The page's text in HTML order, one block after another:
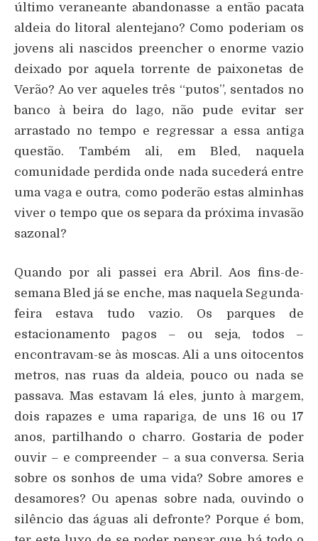
último veraneante abandonasse a então pacata
aldeia do litoral alentejano? Como poderiam os
jovens ali nascidos preencher o enorme vazio
deixado por aquela torrente de paixonetas de
Verão? Ao ver aqueles três “putos”, sentados no
banco à beira do lago, não pude evitar ser
arrastado no tempo e regressar a essa antiga
questão. Também ali, em Bled, naquela
comunidade perdida onde nada sucederá entre
uma vaga e outra, como poderão estas alminhas
viver o tempo que os separa da próxima invasão
sazonal?
Quando por ali passei era Abril. Aos fins-de-
semana Bled já se enche, mas naquela Segunda-
feira estava tudo vazio. Os parques de
estacionamento pagos – ou seja, todos –
encontravam-se às moscas. Ali a uns oitocentos
metros, nas ruas da aldeia, pouco ou nada se
passava. Mas estavam lá eles, junto à margem,
dois rapazes e uma rapariga, de uns 16 ou 17
anos, partilhando o charro. Gostaria de poder
ouvir – e compreender – a sua conversa. Seria
sobre os sonhos de uma vida? Sobre amores e
desamores? Ou apenas sobre nada, ouvindo o
silêncio das águas ali defronte? Porque é bom,